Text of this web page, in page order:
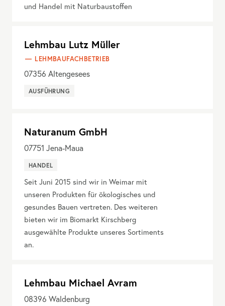
und Handel mit Naturbaustoffen
Lehmbau Lutz Müller
LEHMBAUFACHBETRIEB
07356 Altengesees
AUSFÜHRUNG
Naturanum GmbH
07751 Jena-Maua
HANDEL
Seit Juni 2015 sind wir in Weimar mit
unseren Produkten für ökologisches und
gesundes Bauen vertreten. Des weiteren
bieten wir im Biomarkt Kirschberg
ausgewählte Produkte unseres Sortiments
an.
Lehmbau Michael Avram
08396 Waldenburg